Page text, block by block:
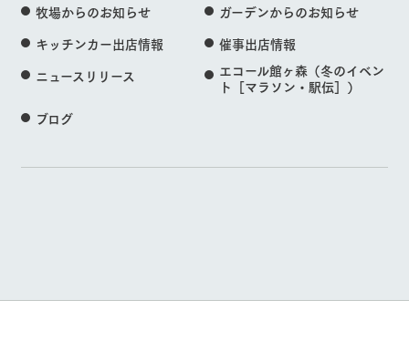
牧場からのお知らせ
ガーデンからのお知らせ
キッチンカー出店情報
催事出店情報
ニュースリリース
エコール館ヶ森（冬のイベン
ト［マラソン・駅伝］）
ブログ